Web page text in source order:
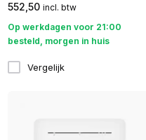
552,50 incl. btw
Op werkdagen voor 21:00
besteld, morgen in huis
Vergelijk